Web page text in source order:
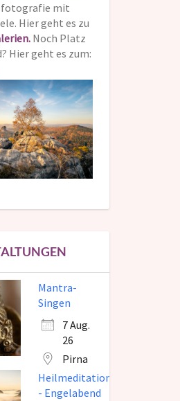
mit
Hier geht es zu
Noch Platz
Hier geht es zum:
Mantra-
Singen
7 Aug.
26
Pirna
Heilmeditation
- Engelabend